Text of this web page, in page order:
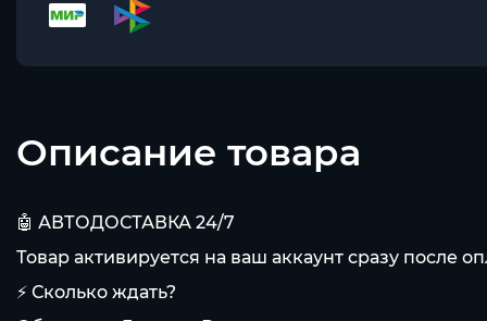
Описание товара
🤖 АВТОДОСТАВКА 24/7
Товар активируется на ваш аккаунт сразу после
⚡ Сколько ждать?